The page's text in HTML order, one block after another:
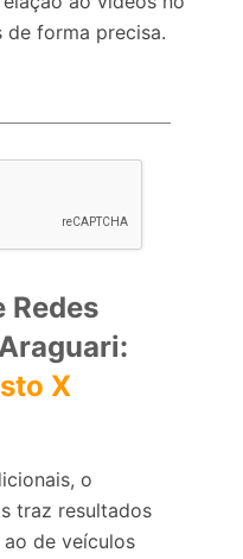
forma precisa.
Redes
X
o
traz resultados
de veículos